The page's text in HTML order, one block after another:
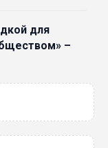
для
–
–
–Жанара